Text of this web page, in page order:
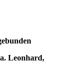
Leonhard,